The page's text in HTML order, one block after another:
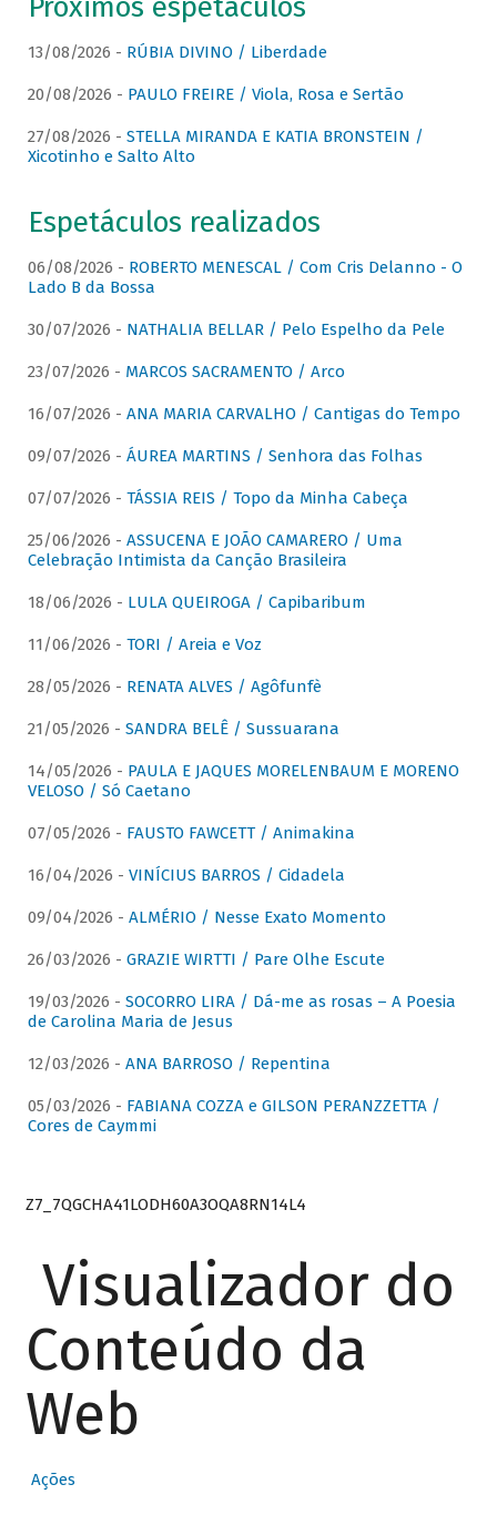
Próximos espetáculos
13/08/2026 - RÚBIA DIVINO / Liberdade
20/08/2026 - PAULO FREIRE / Viola, Rosa e Sertão
27/08/2026 - STELLA MIRANDA E KATIA BRONSTEIN /
Xicotinho e Salto Alto
Espetáculos realizados
06/08/2026 - ROBERTO MENESCAL / Com Cris Delanno - O
Lado B da Bossa
30/07/2026 - NATHALIA BELLAR / Pelo Espelho da Pele
23/07/2026 - MARCOS SACRAMENTO / Arco
16/07/2026 - ANA MARIA CARVALHO / Cantigas do Tempo
09/07/2026 - ÁUREA MARTINS / Senhora das Folhas
07/07/2026 - TÁSSIA REIS / Topo da Minha Cabeça
25/06/2026 - ASSUCENA E JOÃO CAMARERO / Uma
Celebração Intimista da Canção Brasileira
18/06/2026 - LULA QUEIROGA / Capibaribum
11/06/2026 - TORI / Areia e Voz
28/05/2026 - RENATA ALVES / Agôfunfè
21/05/2026 - SANDRA BELÊ / Sussuarana
14/05/2026 - PAULA E JAQUES MORELENBAUM E MORENO
VELOSO / Só Caetano
07/05/2026 - FAUSTO FAWCETT / Animakina
16/04/2026 - VINÍCIUS BARROS / Cidadela
09/04/2026 - ALMÉRIO / Nesse Exato Momento
26/03/2026 - GRAZIE WIRTTI / Pare Olhe Escute
19/03/2026 - SOCORRO LIRA / Dá-me as rosas – A Poesia
de Carolina Maria de Jesus
12/03/2026 - ANA BARROSO / Repentina
05/03/2026 - FABIANA COZZA e GILSON PERANZZETTA /
Cores de Caymmi
Z7_7QGCHA41LODH60A3OQA8RN14L4
Visualizador do
Conteúdo da
Web
Ações